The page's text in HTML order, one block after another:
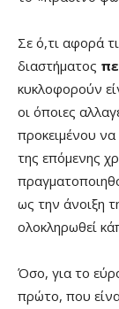
Σε ό,τι αφορά
διαστήματος
κυκλοφορούν
οι όποιες
προκειμένου
της επόμενης
ως την άνοιξη
ολοκληρωθεί
Όσο, για το
πρώτο, που